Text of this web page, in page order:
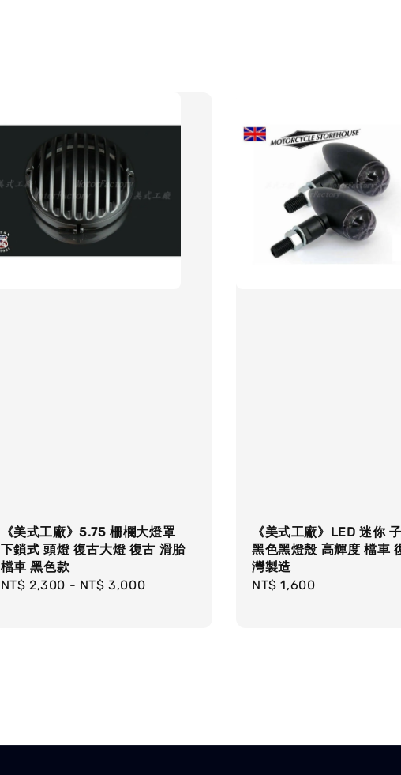
《美式工廠》5.75 柵欄大燈罩
下鎖式 頭燈 復古大燈 復古 滑胎
檔車 黑色款
Regular
NT$ 2,300 - NT$ 3,000
《美式工廠》LED 迷你
黑色黑燈殼 高輝度 檔車
灣製造
Regular
NT$ 1,600